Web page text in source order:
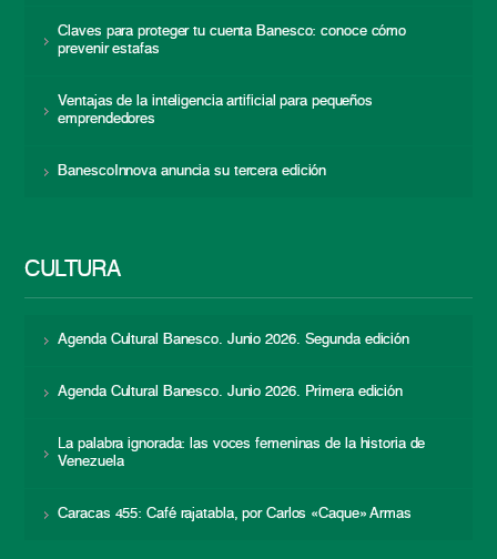
Claves para proteger tu cuenta Banesco: conoce cómo
prevenir estafas
Ventajas de la inteligencia artificial para pequeños
emprendedores
BanescoInnova anuncia su tercera edición
CULTURA
Agenda Cultural Banesco. Junio 2026. Segunda edición
Agenda Cultural Banesco. Junio 2026. Primera edición
La palabra ignorada: las voces femeninas de la historia de
Venezuela
Caracas 455: Café rajatabla, por Carlos «Caque» Armas